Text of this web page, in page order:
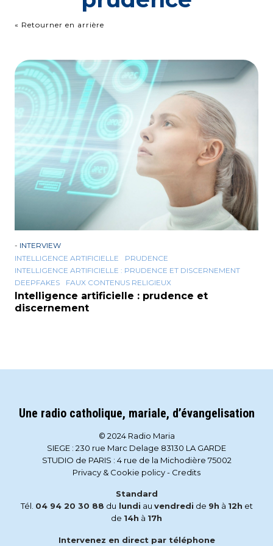
« Retourner en arrière
- INTERVIEW
INTELLIGENCE ARTIFICIELLE
PRUDENCE
INTELLIGENCE ARTIFICIELLE : PRUDENCE ET DISCERNEMENT
DEEPFAKES
FAUX CONTENUS RELIGIEUX
Intelligence artificielle : prudence et
discernement
Une radio catholique, mariale, d’évangelisation
© 2024 Radio Maria
SIEGE : 230 rue Marc Delage 83130 LA GARDE
STUDIO de PARIS : 4 rue de la Michodière 75002
Privacy & Cookie policy- Credits
Standard
Tél. 04 94 20 30 88 du lundi au vendredi de 9h à 12h et
de 14h à 17h
Intervenez en direct par téléphone